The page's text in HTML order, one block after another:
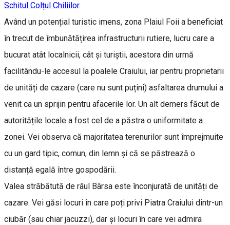
Schitul Colțul Chiliilor.
Având un potențial turistic imens, zona Plaiul Foii a beneficiat
în trecut de îmbunătățirea infrastructurii rutiere, lucru care a
bucurat atât localnicii, cât și turiștii, acestora din urmă
facilitându-le accesul la poalele Craiului, iar pentru proprietarii
de unități de cazare (care nu sunt puțini) asfaltarea drumului a
venit ca un sprijin pentru afacerile lor. Un alt demers făcut de
autoritățile locale a fost cel de a păstra o uniformitate a
zonei. Vei observa că majoritatea terenurilor sunt împrejmuite
cu un gard tipic, comun, din lemn și că se păstrează o
distanță egală între gospodării.
Valea străbătută de râul Bârsa este înconjurată de unități de
cazare. Vei găsi locuri în care poți privi Piatra Craiului dintr-un
ciubăr (sau chiar jacuzzi), dar și locuri în care vei admira